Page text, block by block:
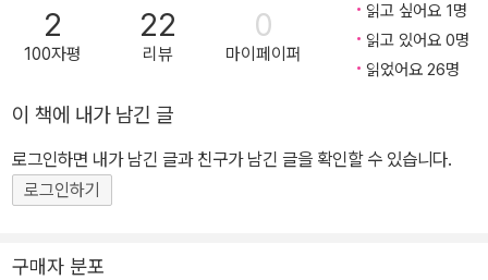
는 지오를 만납니다. 지오는 마치 제집인 양 풀꽃과 들판 구석구석을
잘 아는 아이입니다. 연지와는 사는 환경이 다르고 노는 법이 달라 보
이는 아이면서, 실은 정말 상상 속의 아이가 아닐까, 모호하게 그려진
이 책의 또 다른 주인공입니다. 연지는 지오를 만나면서 살아 있는 풀
초대하게 됩니다. 그리고 이 소꿉놀이의 주인인 연지가 팔딱대는 생
명을 온 감각으로 인식하는 순간, 모든 초대 손님은 페이드아웃되고
비롭고 꿈같은 세계의 끝에 생명이라는 이정표를 걸어 두었습니다.
2
100자평
22
리뷰
0
마이페이퍼
읽고 싶어요 1명
읽고 있어요 0명
읽었어요 26명
이 책에 내가 남긴 글
로그인하면 내가 남긴 글과 친구가 남긴 글을 확인할 수 있습니다.
로그인하기
구매자 분포